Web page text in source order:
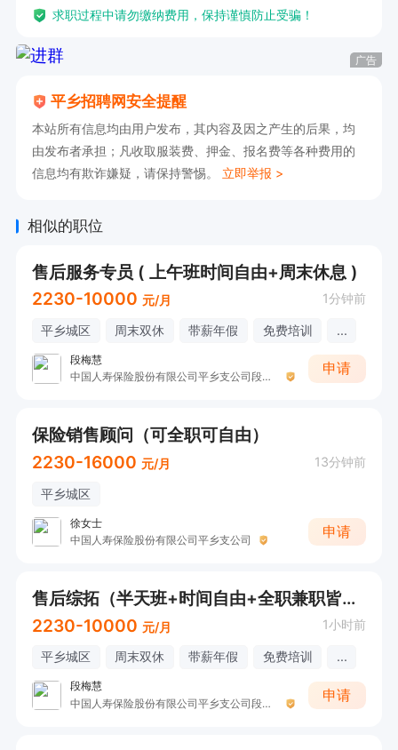
求职过程中请勿缴纳费用，保持谨慎防止受骗！
广告
平乡招聘网安全提醒
本站所有信息均由用户发布，其内容及因之产生的后果，均
由发布者承担；凡收取服装费、押金、报名费等各种费用的
信息均有欺诈嫌疑，请保持警惕。 立即举报 >
相似的职位
售后服务专员 ( 上午班时间自由+周末休息 )
2230-10000 元/月 1分钟前
平乡城区 周末双休 带薪年假 免费培训 ...
段梅慧
中国人寿保险股份有限公司平乡支公司段梅慧
申请
保险销售顾问（可全职可自由）
2230-16000 元/月 13分钟前
平乡城区
徐女士
中国人寿保险股份有限公司平乡支公司
申请
售后综拓（半天班+时间自由+全职兼职皆可）
2230-10000 元/月 1小时前
平乡城区 周末双休 带薪年假 免费培训 ...
段梅慧
中国人寿保险股份有限公司平乡支公司段梅慧
申请